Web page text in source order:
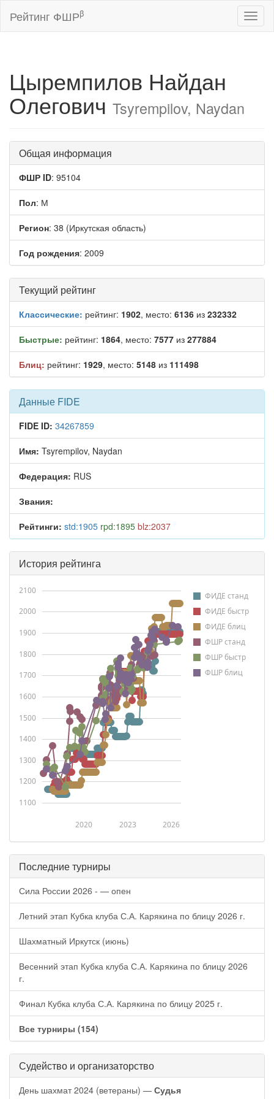
Рейтинг ФШРβ
Цыремпилов Найдан
Олегович Tsyrempilov, Naydan
Общая информация
ФШР ID: 95104
Пол: М
Регион: 38 (Иркутская область)
Год рождения: 2009
Текущий рейтинг
Классические: рейтинг: 1902, место: 6136 из 232332
Быстрые: рейтинг: 1864, место: 7577 из 277884
Блиц: рейтинг: 1929, место: 5148 из 111498
Данные FIDE
FIDE ID: 34267859
Имя: Tsyrempilov, Naydan
Федерация: RUS
Звания:
Рейтинги: std:1905 rpd:1895 blz:2037
История рейтинга
ФИДЕ станд
ФИДЕ быстр
ФИДЕ блиц
ФШР станд
ФШР быстр
ФШР блиц
2020 2023 2026
1100
1200
1300
1400
1500
1600
1700
1800
1900
2000
2100
Последние турниры
Сила России 2026 - — опен
Летний этап Кубка клуба С.А. Карякина по блицу 2026 г.
Шахматный Иркутск (июнь)
Весенний этап Кубка клуба С.А. Карякина по блицу 2026
г.
Финал Кубка клуба С.А. Карякина по блицу 2025 г.
Все турниры (154)
Судейство и организаторство
День шахмат 2024 (ветераны) — Судья